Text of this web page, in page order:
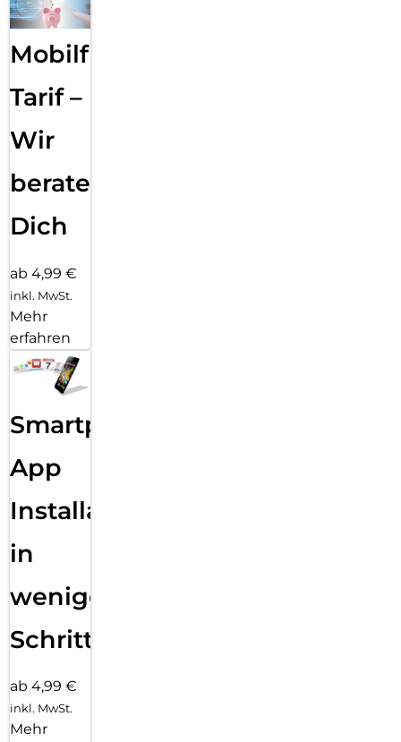
Mobilfunk
Tarif –
Wir
beraten
Dich
ab 4,99 €
inkl. MwSt.
Mehr
erfahren
Smartphone
App
Installation
in
wenigen
Schritten
ab 4,99 €
inkl. MwSt.
Mehr